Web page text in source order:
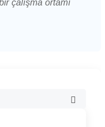
çalışma ortamı